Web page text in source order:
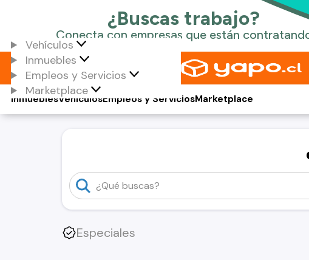
Vehículos
Inmuebles
Empleos y Servicios
Marketplace
Vehículos
Inmuebles Empleos y ServiciosMarketplace
Especiales